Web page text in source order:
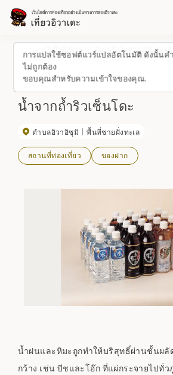
การแปลใช้ซอฟต์แวร์แปลอัตโนมัติ ดังนั้นค
ไม่ถูกต้อง
ขอบคุณสำหรับความเข้าใจของคุณ.
กลับขึ้นด้านบน สถานที่/ประสบการณ์ (รายกา
น้ำจากถ้ำริวเซ็นโดะ
ตำบลอิวาอิซุมิ พื้นที่ชายฝั่งทะเล
สถานที่ท่องเที่ยว ของฝาก
น้ำฝนและหิมะถูกทำให้บริสุทธิ์ผ่านชั้นผลั
กว้าง เช่น บีชและโอ๊ก ที่แผ่กระจายไปทั่ว